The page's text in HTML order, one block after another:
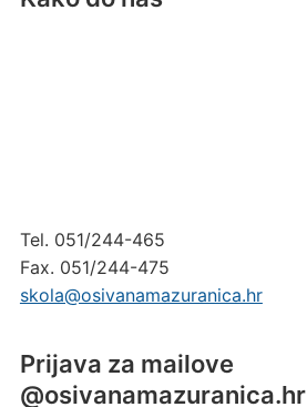
Tel. 051/244-465
Fax. 051/244-475
skola@osivanamazuranica.hr
Prijava za mailove
@osivanamazuranica.hr